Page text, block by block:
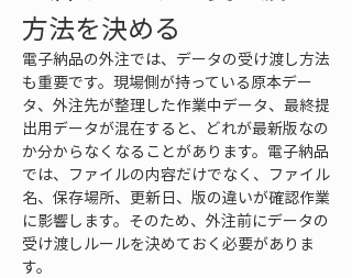
方法を決める
電子納品の外注では、データの受け渡し方法
も重要です。現場側が持っている原本デー
タ、外注先が整理した作業中データ、最終提
出用データが混在すると、どれが最新版なの
か分からなくなることがあります。電子納品
では、ファイルの内容だけでなく、ファイル
名、保存場所、更新日、版の違いが確認作業
に影響します。そのため、外注前にデータの
受け渡しルールを決めておく必要がありま
す。